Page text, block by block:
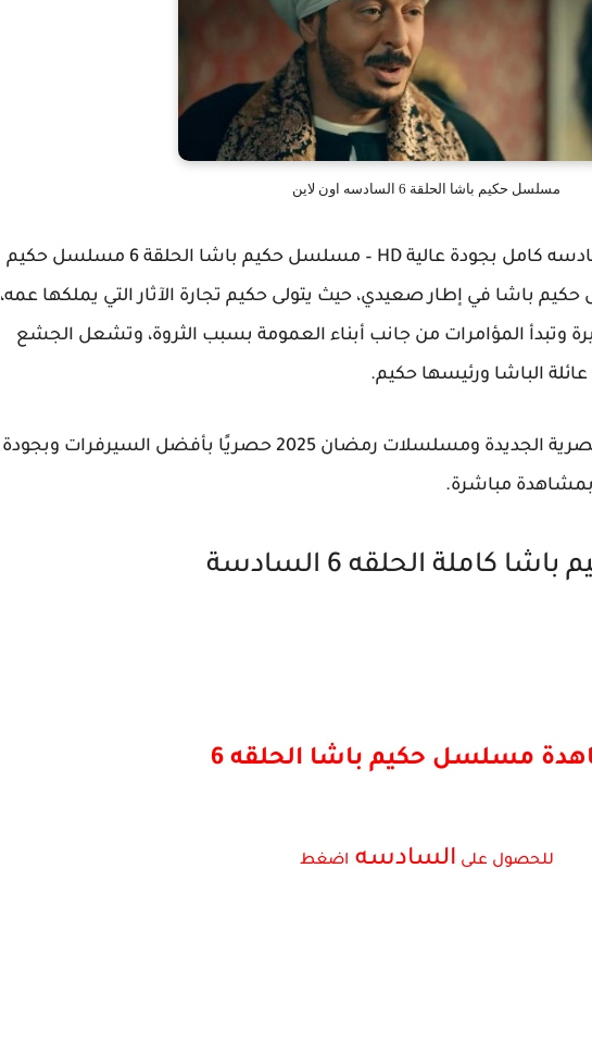
مسلسل حكيم باشا الحلقة 6 السادسه اون لاين
مسلسل حكيم باشا الحلقة 6 السادسه كامل بجودة عالية HD – مسلسل حكيم باشا الحلقة 6 مسلسل حكيم
مسلسل حكيم باشا في إطار صعيدي، حيث يتولى حكيم تجارة الآثار التي يملكها عمه،
وتبدأ المؤامرات من جانب أبناء العمومة بسبب الثروة، وتشعل الجشع
عائلة الباشا ورئيسها حكيم.
شاهد الآن أقوى المسلسلات المصرية الجديدة ومسلسلات رمضان 2025 حصريًا بأفضل السيرفرات وبجودة
بمشاهدة مباشرة.
الحلقه 6 السادسة
مسلسل حكيم باشا الحلقه 6
للحصول على السادسه اضغط